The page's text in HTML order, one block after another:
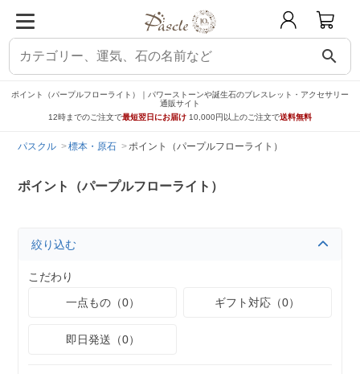
search
ポイント（パープルフローライト）｜パワーストーンや誕生石のブレスレット・アクセサリー
通販サイト
12時までのご注文で最短翌日にお届け 10,000円以上のご注文で送料無料
パスクル 標本・原石 ポイント（パープルフローライト）
ポイント（パープルフローライト）
絞り込む
こだわり
一点もの（0）
ギフト対応（0）
即日発送（0）